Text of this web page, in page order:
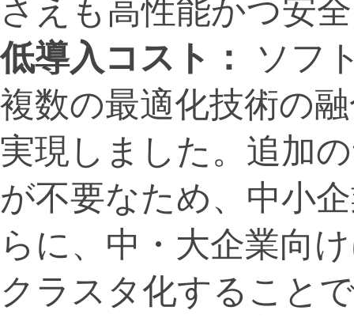
さえも高性能かつ安
低導入コスト：
ソフ
複数の最適化技術の
実現しました。追加
が不要なため、中小
らに、中・大企業向
クラスタ化すること